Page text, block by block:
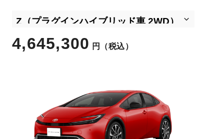
4,645,300 円 （税込）